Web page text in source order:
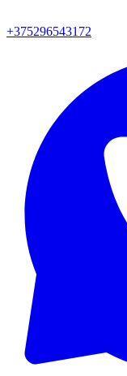
+375296543172